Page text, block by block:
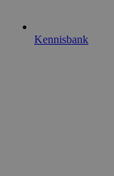
Kennisbank